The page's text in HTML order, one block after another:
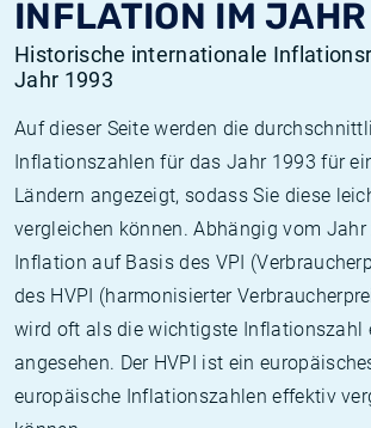
INFLATION IM
Historische internationale
Jahr 1993
Auf dieser Seite werden die
Inflationszahlen für das Jahr 1993 für
Ländern angezeigt, sodass Sie diese
vergleichen können. Abhängig vom
Inflation auf Basis des VPI
des HVPI (harmonisierter
wird oft als die wichtigste Inflationszahl
angesehen. Der HVPI ist ein
europäische Inflationszahlen effektiv